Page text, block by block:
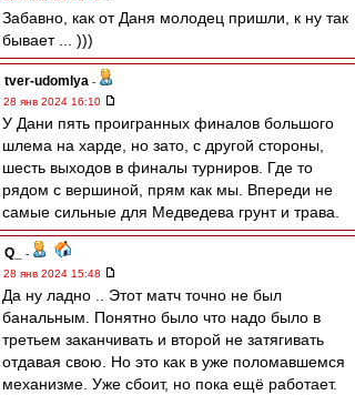
Забавно, как от Даня молодец пришли, к ну так
бывает ... )))
tver-udomlya -
28 янв 2024 16:10
У Дани пять проигранных финалов большого
шлема на харде, но зато, с другой стороны,
шесть выходов в финалы турниров. Где то
рядом с вершиной, прям как мы. Впереди не
самые сильные для Медведева грунт и трава.
Q_
-
28 янв 2024 15:48
Да ну ладно .. Этот матч точно не был
банальным. Понятно было что надо было в
третьем заканчивать и второй не затягивать
отдавая свою. Но это как в уже поломавшемся
механизме. Уже сбоит, но пока ещё работает.